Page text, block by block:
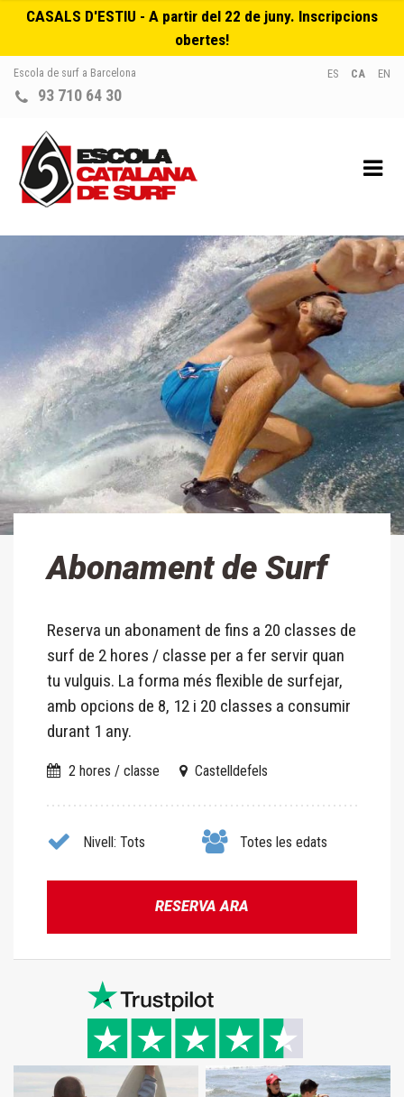
CASALS D'ESTIU - A partir del 22 de juny. Inscripcions
obertes!
Escola de surf a Barcelona
93 710 64 30
ES CA EN
Abonament de Surf
Reserva un abonament de fins a 20 classes de
surf de 2 hores / classe per a fer servir quan
tu vulguis. La forma més flexible de surfejar,
amb opcions de 8, 12 i 20 classes a consumir
durant 1 any.
2 hores / classe Castelldefels
Nivell: Tots Totes les edats
RESERVA ARA